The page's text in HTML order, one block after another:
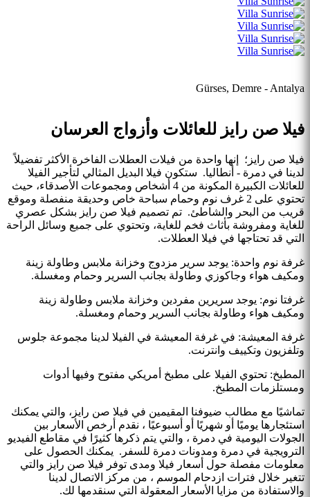
Gürses, Demre - Antalya
فيلا صن رايز للعائلات وأزواج العرسان
فيلا صن رايز؛ إنها واحدة من فيلات العطلات الفاخرة الأكثر تفضيلاً
لدينا في دمرة - أنطاليا. ستكون فيلا البديل المثالي لتأجير الفيلا
للعائلات الكبيرة المكونة من 4 أشخاص ومجموعات الأصدقاء، حيث
تحتوي على 2 غرف نوم وحمام سباحة خاص وحديقة منفصلة وموقع
قريب من البحر والشاطئ. تم تصميم فيلا صن رايز بشكل عصري
للغاية ومفروشة بأثاث فخم للغاية، وتحتوي على جميع وسائل الراحة
التي قد تحتاجها في فيلا العطلات.
غرفة نوم واحدة: يوجد سرير مزدوج وخزانة ملابس وطاولة زينة
ومكيف هواء وجاكوزي وطاولة بجانب السرير وحمام ومغسلة.
غرفتا نوم: يوجد سريرين مفردين وخزانة ملابس وطاولة زينة
ومكيف هواء وطاولة بجانب السرير وحمام ومغسلة.
غرفة المعيشة: في غرفة المعيشة في الفيلا لدينا مجموعة جلوس
وتلفزيون وتكييف وانترنت.
المطبخ: تحتوي الفيلا على مطبخ أمريكي مفتوح وفيها أدوات
ومستلزمات المطبخ.
تماشيًا مع مطالب ضيوفنا المقيمين في فيلا صن رايز، والتي يمكنك
استئجارها يوميًا أو شهريًا أو أسبوعيًا ، نقدم أرخص الأسعار بين
الجولات اليومية في دمرة ، والتي يتم ذكرها كثيرًا في مقاطع الفيديو
الترويجية في دمرة ومدونات دمرة للسفر. يمكنك الحصول على
معلومات مفصلة حول أسعار فيلا ومدى توفر فيلا صن رايز والتي
تتغير خلال فترات ازدحام الموسم ، من مركز الاتصال لدينا
والاستفادة من مزايا الأسعار المعقولة التي سنقدمها لك.